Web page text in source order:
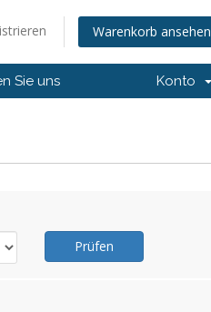
Warenkorb ansehen
Sie uns Konto
Prüfen